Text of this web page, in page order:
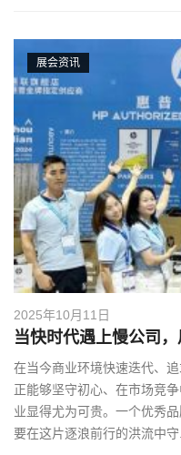
展会资讯
2025年10月11日
当快时代遇上慢公司
在当今商业环境快速迭代、
正能够坚守初心、在市场竞
业显得尤为可贵。一个优秀
要在这片逐浪前行的洪流中守